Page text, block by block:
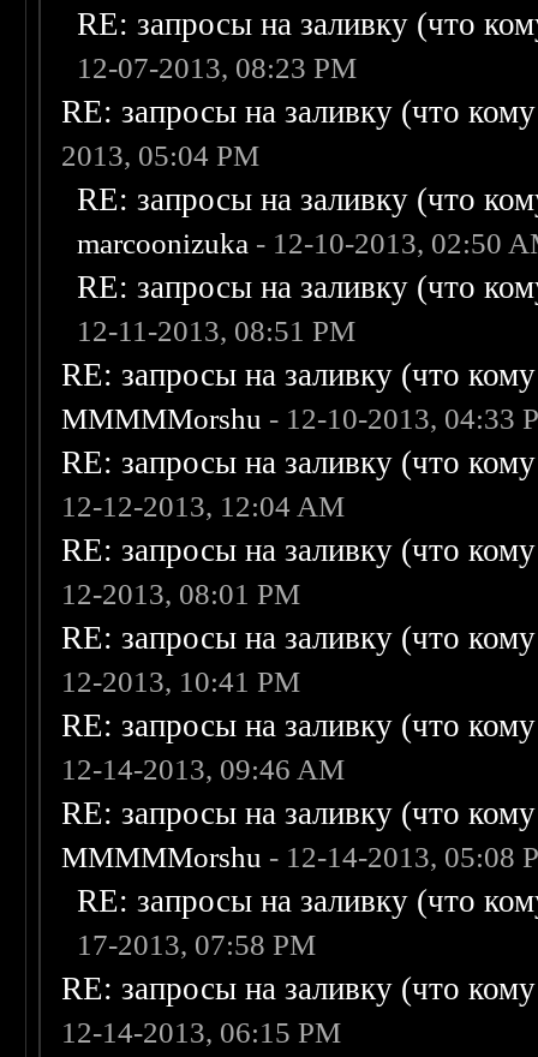
RE: запросы на заливку (что
12-07-2013, 08:23 PM
RE: запросы на заливку (что
2013, 05:04 PM
RE: запросы на заливку (что
marcoonizuka - 12-10-2013, 02:50
RE: запросы на заливку (что
12-11-2013, 08:51 PM
RE: запросы на заливку (что
MMMMMorshu - 12-10-2013, 04:33
RE: запросы на заливку (что
12-12-2013, 12:04 AM
RE: запросы на заливку (что
12-2013, 08:01 PM
RE: запросы на заливку (что
12-2013, 10:41 PM
RE: запросы на заливку (что
12-14-2013, 09:46 AM
RE: запросы на заливку (что
MMMMMorshu - 12-14-2013, 05:08
RE: запросы на заливку (что
17-2013, 07:58 PM
RE: запросы на заливку (что
12-14-2013, 06:15 PM